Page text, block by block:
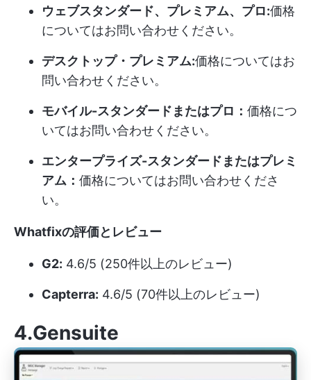
ウェブスタンダード、プレミアム、プロ:価格
についてはお問い合わせください。
デスクトップ・プレミアム:価格についてはお
問い合わせください。
モバイル-スタンダードまたはプロ： 価格につ
いてはお問い合わせください。
エンタープライズ-スタンダードまたはプレミ
アム： 価格についてはお問い合わせくださ
い。
Whatfixの評価とレビュー
G2: 4.6/5 (250件以上のレビュー)
Capterra: 4.6/5 (70件以上のレビュー)
4.Gensuite